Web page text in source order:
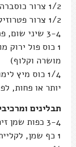
יותר או פחות,
תבלינים
3-4 כפות שמן זית או שמן חמניות, למרק
½ כוס אטריות
1 כפית כורכום
1 כפית פלפל שחור גרוס
מלח, לפי הטעם
2-4 כפות